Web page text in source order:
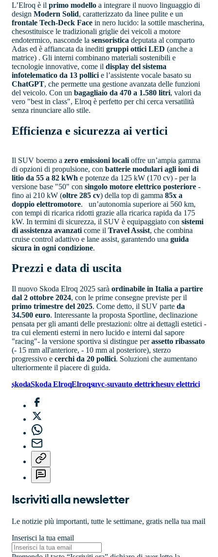
L’Elroq è il primo modello a integrare il nuovo linguaggio di
design Modern Solid, caratterizzato da linee pulite e un
frontale Tech-Deck Face in nero lucido: la sottile mascherina,
chesostituisce le tradizionali griglie dei veicoli a motore
endotermico, nasconde la sensoristica deputata al comparto
Adas ed è affiancata da inediti gruppi ottici LED (anche a
matrice) . Gli interni combinano materiali sostenibili e
tecnologie innovative, come il display del sistema
infotelematico da 13 pollici e l’assistente vocale basato su
ChatGPT, che permette una gestione avanzata delle funzioni
del veicolo. Con un bagagliaio da 470 a 1.580 litri, valori da
vero "best in class", Elroq è perfetto per chi cerca versatilità
senza rinunciare allo stile.
Efficienza e sicurezza ai vertici
Il SUV boemo a zero emissioni locali offre un’ampia gamma
di opzioni di propulsione, con batterie modulari agli ioni di
litio da 55 a 82 kWh e potenze da 125 kW (170 cv) - per la
versione base "50" con singolo motore elettrico posteriore -
fino ai 210 kW (oltre 285 cv) della top di gamma 85x a
doppio elettromotore. un’autonomia superiore ai 560 km,
con tempi di ricarica ridotti grazie alla ricarica rapida da 175
kW. In termini di sicurezza, il SUV è equipaggiato con sistemi
di assistenza avanzati come il Travel Assist, che combina
cruise control adattivo e lane assist, garantendo una guida
sicura in ogni condizione.
Prezzi e data di uscita
Il nuovo Skoda Elroq 2025 sarà ordinabile in Italia a partire
dal 2 ottobre 2024, con le prime consegne previste per il
primo trimestre del 2025. Come detto, il SUV parte da
34.500 euro. Interessante la proposta Sportline, declinazione
pensata per gli amanti delle prestazioni: oltre ai dettagli estetici -
tra cui elementi esterni in nero lucido e interni dal sapore
"racing"- la versione sportiva si distingue perassetto ribassato
(- 15 mm all'anteriore, - 10 mm al posteriore), sterzo
progressivo e cerchi da 20 pollici. Soluzioni che aumentano
ulteriormente il piacere di guida.
skodaSkoda ElroqElroqsuvc-suvauto elettrichesuv elettrici
Iscriviti alla newsletter
Le notizie più importanti, tutte le settimane, gratis nella tua mail
Inserisci la tua email